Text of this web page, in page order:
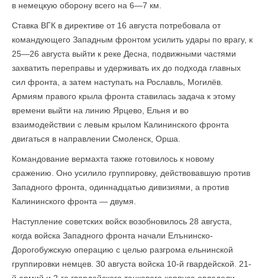
в немецкую оборону всего на 6—7 км.
Ставка ВГК в директиве от 16 августа потребовала от
командующего Западным фронтом усилить удары по врагу, к
25—26 августа выйти к реке Десна, подвижными частями
захватить переправы и удерживать их до подхода главных
сил фронта, а затем наступать на Рославль, Могилёв.
Армиям правого крыла фронта ставилась задача к этому
времени выйти на линию Ярцево, Ельня и во
взаимодействии с левым крылом Калининского фронта
двигаться в направлении Смоленск, Орша.
Командование вермахта также готовилось к новому
сражению. Оно усилило группировку, действовавшую против
Западного фронта, одиннадцатью дивизия­ми, а против
Калининского фронта — двумя.
Наступление советских войск возобновилось 28 августа,
когда войска Западного фронта начали Елънинско-
Дорогобужскую операцию с целью разгрома ельнинской
группировки немцев. 30 августа войска 10-й гвардейской. 21-